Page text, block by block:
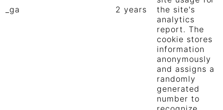
_ga 2 years
the site's
analytics
report. The
cookie stores
information
anonymously
and assigns a
randomly
generated
number to